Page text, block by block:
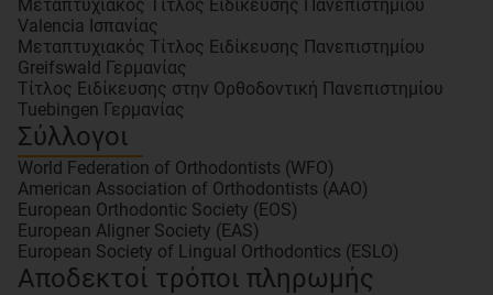
Μεταπτυχιακός Τίτλος Ειδίκευσης Πανεπιστημίου
Valencia Ισπανίας
Μεταπτυχιακός Τίτλος Ειδίκευσης Πανεπιστημίου
Greifswald Γερμανίας
Τίτλος Ειδίκευσης στην Ορθοδοντική Πανεπιστημίου
Tuebingen Γερμανίας
Σύλλογοι
World Federation of Orthodontists (WFO)
American Association of Orthodontists (AAO)
European Orthodontic Society (EOS)
European Aligner Society (EAS)
European Society of Lingual Orthodontics (ESLO)
Αποδεκτοί τρόποι πληρωμής